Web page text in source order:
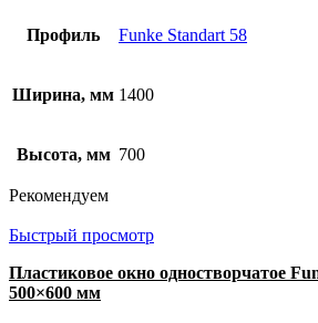
Профиль Funke Standart 58
Ширина, мм 1400
Высота, мм 700
Рекомендуем
Быстрый просмотр
Пластиковое окно одностворчатое
500×600 мм